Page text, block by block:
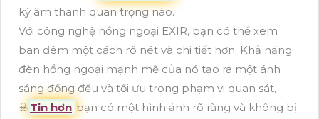
kỳ âm thanh quan trọng nào.
Với công nghệ hồng ngoại EXIR, bạn có thể xem
ban đêm một cách rõ nét và chi tiết hơn. Khả năng
đèn hồng ngoại mạnh mẽ của nó tạo ra một ánh
sáng đồng đều và tối ưu trong phạm vi quan sát,
☣️ Tin hơn bạn có một hình ảnh rõ ràng và không bị